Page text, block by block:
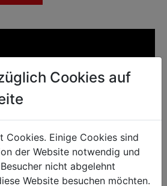
Cookies auf
Cookies. Einige Cookies sind
der Website notwendig und
nicht abgelehnt
Website besuchen möchten.